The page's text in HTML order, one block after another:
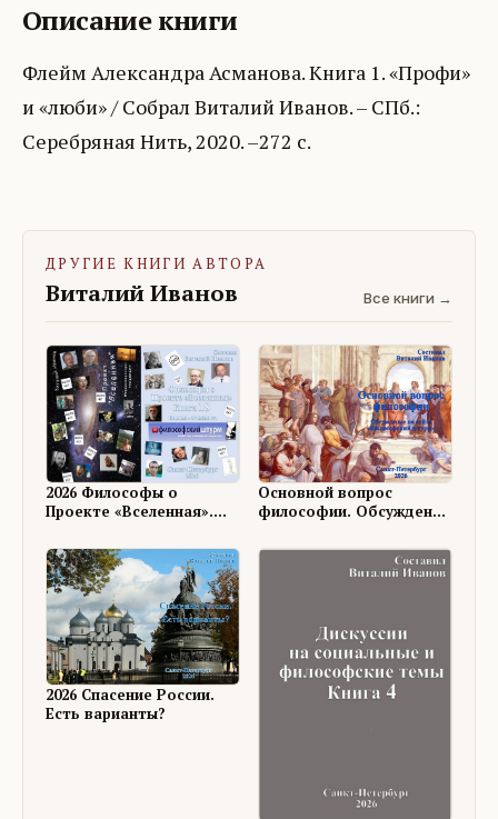
Описание книги
Флейм Александра Асманова. Книга 1. «Профи»
и «люби» / Собрал Виталий Иванов. – СПб.:
Серебряная Нить, 2020. –272 с.
ДРУГИЕ КНИГИ АВТОРА
Виталий Иванов Все книги →
2026 Философы о
Проекте «Вселенная».
Основной вопрос
философии. Обсуждение
2026 Спасение России.
Есть варианты?